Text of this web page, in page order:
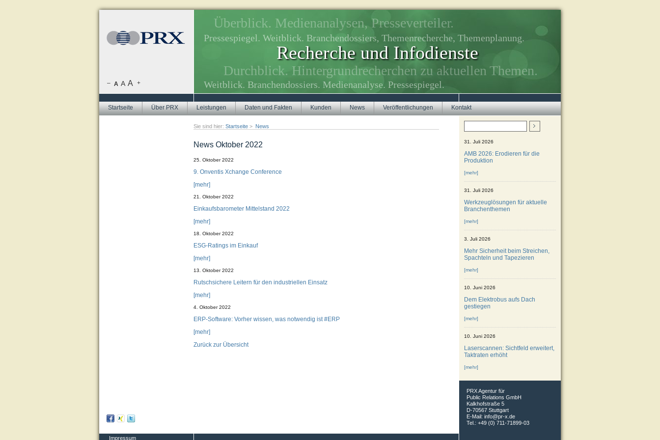
Startseite Über PRX Leistungen Daten und Fakten Kunden News Veröffentlichungen Kontakt
Sie sind hier: Startseite > News
News Oktober 2022
25. Oktober 2022
9. Onventis Xchange Conference
[mehr]
21. Oktober 2022
Einkaufsbarometer Mittelstand 2022
[mehr]
18. Oktober 2022
ESG-Ratings im Einkauf
[mehr]
13. Oktober 2022
Rutschsichere Leitern für den industriellen Einsatz
[mehr]
4. Oktober 2022
ERP-Software: Vorher wissen, was notwendig ist #ERP
[mehr]
Zurück zur Übersicht
31. Juli 2026
AMB 2026: Erodieren für die
Produktion
[mehr]
31. Juli 2026
Werkzeuglösungen für aktuelle
Branchenthemen
[mehr]
3. Juli 2026
Mehr Sicherheit beim Streichen,
Spachteln und Tapezieren
[mehr]
10. Juni 2026
Dem Elektrobus aufs Dach
gestiegen
[mehr]
10. Juni 2026
Laserscannen: Sichtfeld erweitert,
Taktraten erhöht
[mehr]
PRX Agentur für
Public Relations GmbH
Kalkhofstraße 5
D-70567 Stuttgart
E-Mail: info@pr-x.de
Tel.: +49 (0) 711-71899-03
Recherche und Infodienste
Überblick. Medienanalysen, Presseverteiler.
Pressespiegel. Weitblick. Branchendossiers, Themenrecherche, Themenplanung.
Durchblick. Hintergrundrecherchen zu aktuellen Themen.
Weitblick. Branchendossiers. Medienanalyse. Pressespiegel.
Themenrecherche, Themenplanung.
– A A A +
Impressum